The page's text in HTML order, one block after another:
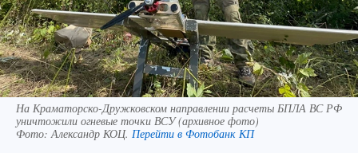
На Краматорско-Дружковском направлении расчеты БПЛА ВС РФ
уничтожили огневые точки ВСУ (архивное фото)
Фото: Александр КОЦ. Перейти в Фотобанк КП